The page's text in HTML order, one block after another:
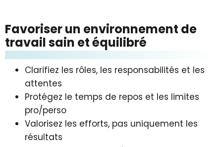
Fa­vo­ri­ser un en­vi­ron­ne­ment de
tra­vail sain et é­qui­li­bré
Clarifiez les rôles, les responsabilités et les
attentes
Protégez le temps de repos et les limites
pro/perso
Valorisez les efforts, pas uniquement les
résultats